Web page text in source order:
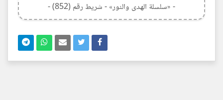
- «سلسلة الهدى والنور» - شريط رقم (852) -